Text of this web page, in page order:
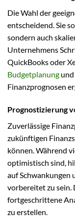
Die Wahl der
entscheidend. Sie
sondern auch
Unternehmens
QuickBooks oder
Budgetplanung
Finanzprognosen
Prognostizierung
Zuverlässige
zukünftigen
können. Während
optimistisch sind,
auf Schwankungen
vorbereitet zu sein.
fortgeschrittene
zu erstellen.